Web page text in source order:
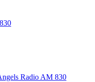
Radio AM 830